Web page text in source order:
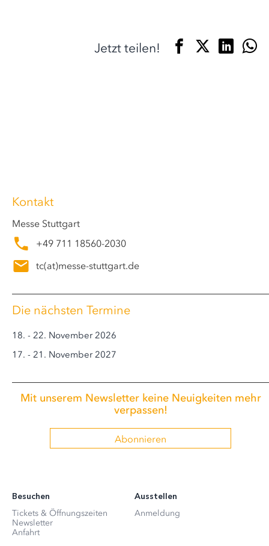
Jetzt teilen!
Kontakt
Messe Stuttgart
+49 711 18560-2030
tc(at)messe-stuttgart.de
Die nächsten Termine
18. - 22. November 2026
17. - 21. November 2027
Mit unserem Newsletter keine Neuigkeiten mehr
verpassen!
Abonnieren
Besuchen
Tickets & Öffnungszeiten
Newsletter
Anfahrt
Ausstellen
Anmeldung